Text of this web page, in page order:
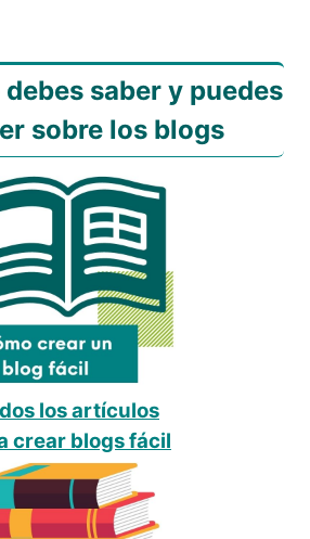
saber y puedes
sobre los blogs
los artículos
crear blogs fácil